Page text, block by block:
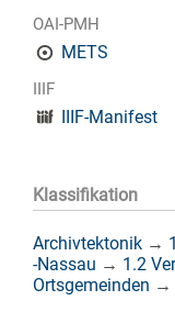
OAI-PMH
METS
IIIF
IIIF-Manifest
Klassifikation
Archivtektonik →
-Nassau → 1.2
Ortsgemeinden →